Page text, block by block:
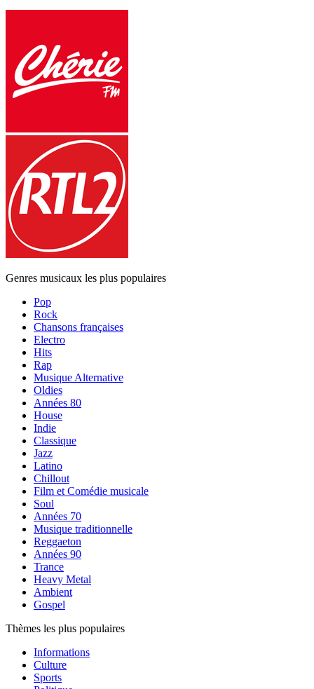
Genres musicaux les plus populaires
Pop
Rock
Chansons françaises
Electro
Hits
Rap
Musique Alternative
Oldies
Années 80
House
Indie
Classique
Jazz
Latino
Chillout
Film et Comédie musicale
Soul
Années 70
Musique traditionnelle
Reggaeton
Années 90
Trance
Heavy Metal
Ambient
Gospel
Thèmes les plus populaires
Informations
Culture
Sports